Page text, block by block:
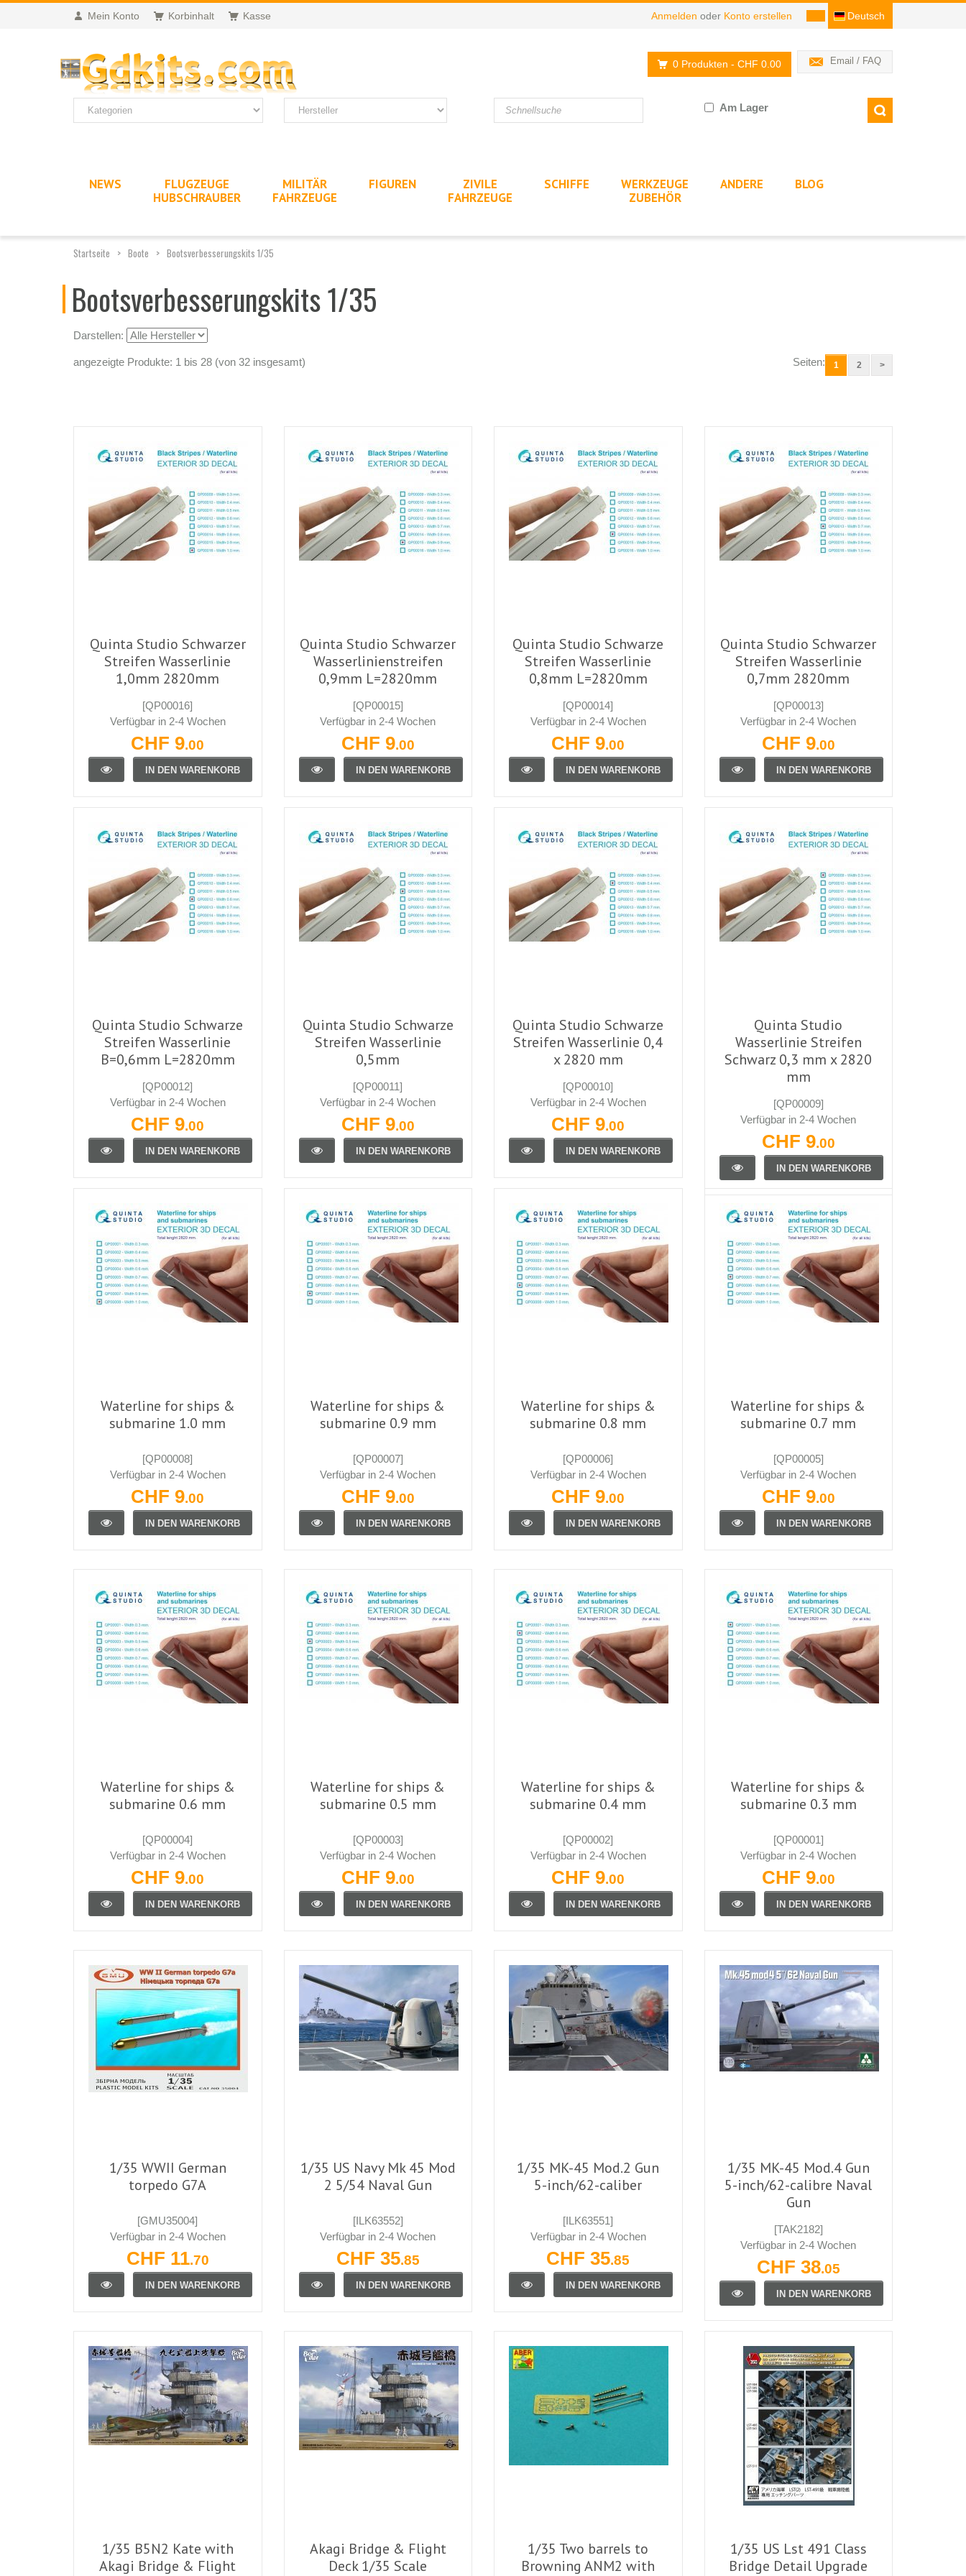
Mein Konto Korbinhalt Kasse Deutsch
Anmelden oder Konto erstellen
Email / FAQ
0 Produkten - CHF 0.00
Am Lager
NEWS
FLUGZEUGE
HUBSCHRAUBER
MILITÄR
FAHRZEUGE
FIGUREN
ZIVILE
FAHRZEUGE
SCHIFFE
WERKZEUGE
ZUBEHÖR
ANDERE BLOG
Startseite Boote Bootsverbesserungskits 1/35
Bootsverbesserungskits 1/35
Darstellen:
angezeigte Produkte: 1 bis 28 (von 32 insgesamt) Seiten: 1 2 >
Quinta Studio Schwarzer
Streifen Wasserlinie
1,0mm 2820mm
[QP00016]
Verfügbar in 2-4 Wochen
CHF 9.00
IN DEN WARENKORB
Quinta Studio Schwarzer
Wasserlinienstreifen
0,9mm L=2820mm
[QP00015]
Verfügbar in 2-4 Wochen
CHF 9.00
IN DEN WARENKORB
Quinta Studio Schwarze
Streifen Wasserlinie
0,8mm L=2820mm
[QP00014]
Verfügbar in 2-4 Wochen
CHF 9.00
IN DEN WARENKORB
Quinta Studio Schwarzer
Streifen Wasserlinie
0,7mm 2820mm
[QP00013]
Verfügbar in 2-4 Wochen
CHF 9.00
IN DEN WARENKORB
Quinta Studio Schwarze
Streifen Wasserlinie
B=0,6mm L=2820mm
[QP00012]
Verfügbar in 2-4 Wochen
CHF 9.00
IN DEN WARENKORB
Quinta Studio Schwarze
Streifen Wasserlinie
0,5mm
[QP00011]
Verfügbar in 2-4 Wochen
CHF 9.00
IN DEN WARENKORB
Quinta Studio Schwarze
Streifen Wasserlinie 0,4
x 2820 mm
[QP00010]
Verfügbar in 2-4 Wochen
CHF 9.00
IN DEN WARENKORB
Quinta Studio
Wasserlinie Streifen
Schwarz 0,3 mm x 2820
mm
[QP00009]
Verfügbar in 2-4 Wochen
CHF 9.00
IN DEN WARENKORB
Waterline for ships &
submarine 1.0 mm
[QP00008]
Verfügbar in 2-4 Wochen
CHF 9.00
IN DEN WARENKORB
Waterline for ships &
submarine 0.9 mm
[QP00007]
Verfügbar in 2-4 Wochen
CHF 9.00
IN DEN WARENKORB
Waterline for ships &
submarine 0.8 mm
[QP00006]
Verfügbar in 2-4 Wochen
CHF 9.00
IN DEN WARENKORB
Waterline for ships &
submarine 0.7 mm
[QP00005]
Verfügbar in 2-4 Wochen
CHF 9.00
IN DEN WARENKORB
Waterline for ships &
submarine 0.6 mm
[QP00004]
Verfügbar in 2-4 Wochen
CHF 9.00
IN DEN WARENKORB
Waterline for ships &
submarine 0.5 mm
[QP00003]
Verfügbar in 2-4 Wochen
CHF 9.00
IN DEN WARENKORB
Waterline for ships &
submarine 0.4 mm
[QP00002]
Verfügbar in 2-4 Wochen
CHF 9.00
IN DEN WARENKORB
Waterline for ships &
submarine 0.3 mm
[QP00001]
Verfügbar in 2-4 Wochen
CHF 9.00
IN DEN WARENKORB
1/35 WWII German
torpedo G7A
[GMU35004]
Verfügbar in 2-4 Wochen
CHF 11.70
IN DEN WARENKORB
1/35 US Navy Mk 45 Mod
2 5/54 Naval Gun
[ILK63552]
Verfügbar in 2-4 Wochen
CHF 35.85
IN DEN WARENKORB
1/35 MK-45 Mod.2 Gun
5-inch/62-caliber
[ILK63551]
Verfügbar in 2-4 Wochen
CHF 35.85
IN DEN WARENKORB
1/35 MK-45 Mod.4 Gun
5-inch/62-calibre Naval
Gun
[TAK2182]
Verfügbar in 2-4 Wochen
CHF 38.05
IN DEN WARENKORB
1/35 B5N2 Kate with
Akagi Bridge & Flight
Akagi Bridge & Flight
Deck 1/35 Scale
1/35 Two barrels to
Browning ANM2 with
1/35 US Lst 491 Class
Bridge Detail Upgrade